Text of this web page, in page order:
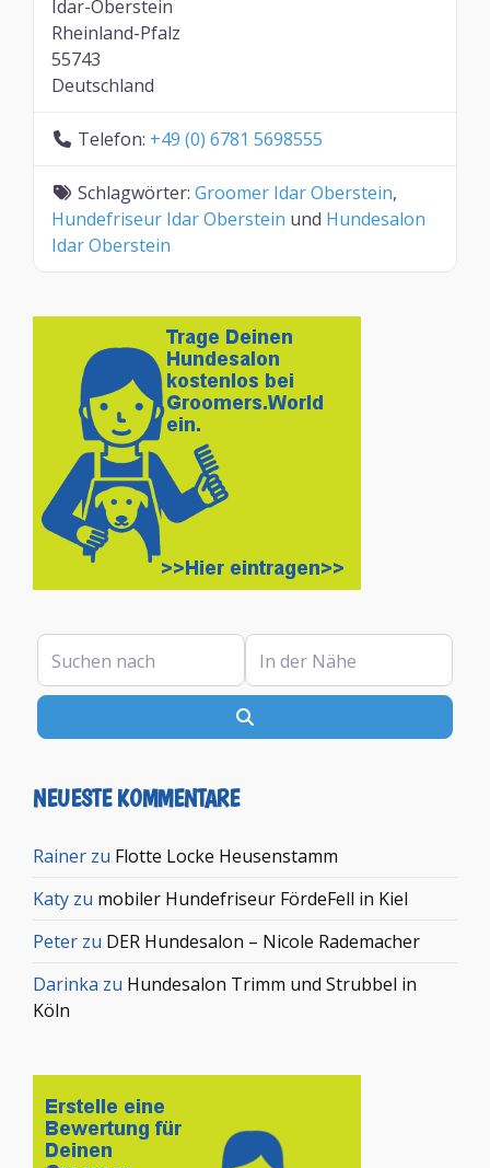
Idar-Oberstein
Rheinland-Pfalz
55743
Deutschland
Telefon: +49 (0) 6781 5698555
Schlagwörter: Groomer Idar Oberstein,
Hundefriseur Idar Oberstein und Hundesalon
Idar Oberstein
Suchen nach In der Nähe
NEUESTE KOMMENTARE
Rainer zu Flotte Locke Heusenstamm
Katy zu mobiler Hundefriseur FördeFell in Kiel
Peter zu DER Hundesalon – Nicole Rademacher
Darinka zu Hundesalon Trimm und Strubbel in
Köln